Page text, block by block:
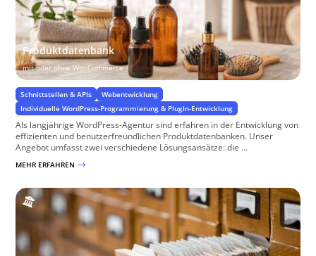
Produktdatenbank
mit oder ohne WooCommerce
Schnittstellen & APIs
Webentwicklung
Individuelle WordPress-Programmierung & PlugIn-Entwicklung
Als langjährige WordPress-Agentur sind erfahren in der Entwicklung von
effizienten und benutzerfreundlichen Produktdatenbanken. Unser
Angebot umfasst zwei verschiedene Lösungsansätze: die ...
MEHR ERFAHREN $